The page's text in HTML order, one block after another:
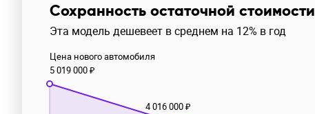
Сохранность остаточной стоимости
Эта модель дешевеет в среднем на 12% в год
Цена нового автомобиля
5 019 000 ₽
4 016 000 ₽